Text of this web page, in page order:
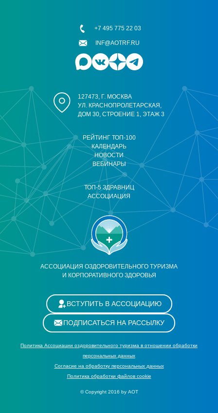
АССОЦИАЦИЯ ОЗДОРОВИТЕЛЬНОГО ТУРИЗМА
И КОРПОРАТИВНОГО ЗДОРОВЬЯ
РЕЙТИНГ ТОП-100
КАЛЕНДАРЬ
НОВОСТИ
ВЕБИНАРЫ
ТОП-5 ЗДРАВНИЦ
АССОЦИАЦИЯ
127473, Г. МОСКВА
УЛ. КРАСНОПРОЛЕТАРСКАЯ,
ДОМ 30, СТРОЕНИЕ 1, ЭТАЖ 3
+7 495 775 22 03
INF@AOTRF.RU
ВСТУПИТЬ В АССОЦИАЦИЮ
ПОДПИСАТЬСЯ НА РАССЫЛКУ
Политика Ассоциации оздоровительного туризма в отношении обработки
персональных данных
Cогласие на обработку персональных данных
Политика обработки файлов cookie
© Copyright 2016 by АОТ